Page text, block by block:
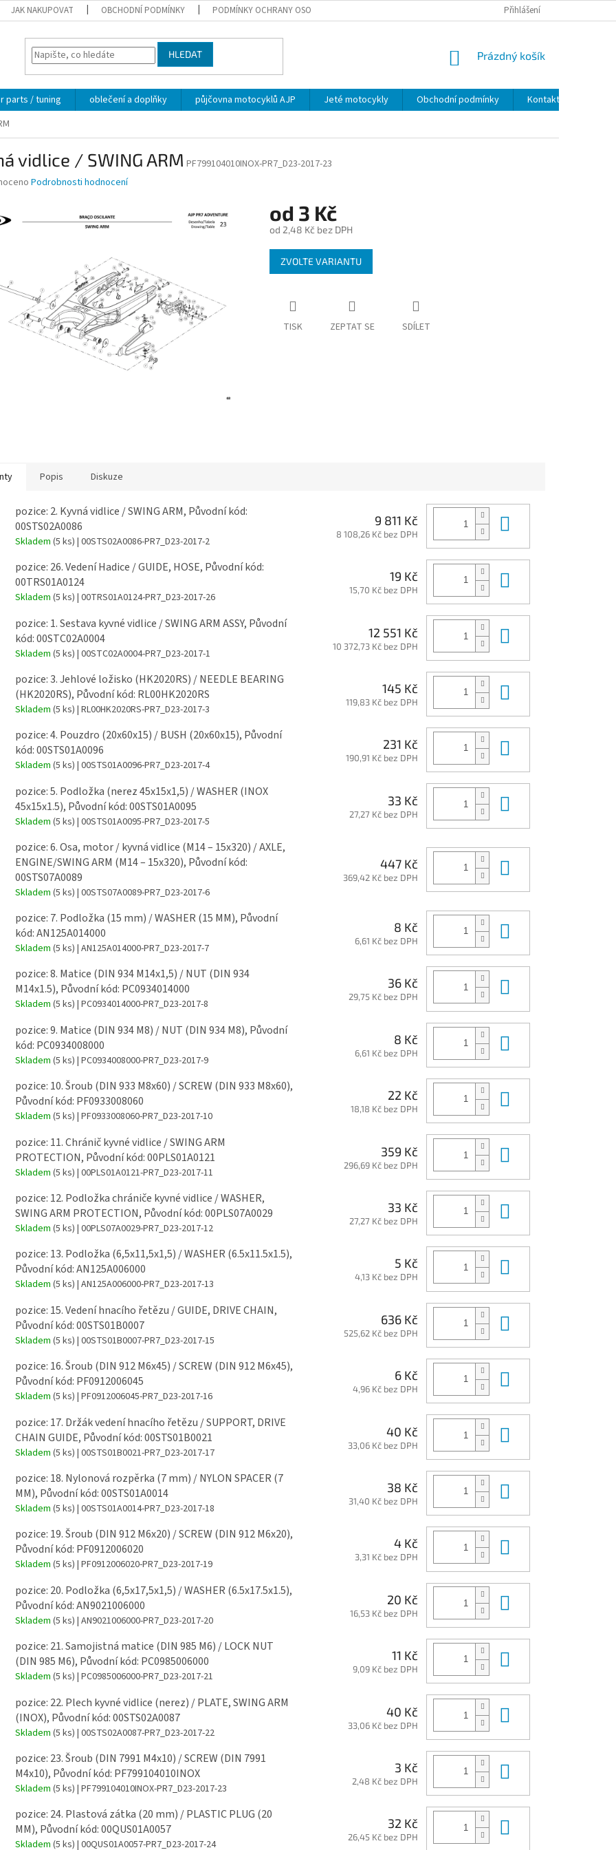
JAK NAKUPOVAT OBCHODNÍ PODMÍNKY PODMÍNKY OCHRANY OSOBNÍCH ÚDAJŮ Přihlášení
HLEDAT
NÁKUPNÍ
Prázdný košík
parts / tuning oblečení a doplňky půjčovna motocyklů AJP Jeté motocykly Obchodní podmínky
Kontakty
vidlice / SWING ARM PF799104010INOX-PR7_D23-2017-23
Podrobnosti hodnocení
od 3 Kč
od 2,48 Kčbez DPH
Měrná
cena:
ZVOLTE VARIANTU
TISK ZEPTAT SE SDÍLET
Popis Diskuze
pozice: 2. Kyvná vidlice / SWING ARM, Původní kód:
00STS02A0086
Skladem (5 ks) | 00STS02A0086-PR7_D23-2017-2
9 811 Kč
8 108,26 Kč bez DPH
pozice: 26. Vedení Hadice / GUIDE, HOSE, Původní kód:
00TRS01A0124
Skladem (5 ks) | 00TRS01A0124-PR7_D23-2017-26
19 Kč
15,70 Kč bez DPH
pozice: 1. Sestava kyvné vidlice / SWING ARM ASSY, Původní
kód: 00STC02A0004
Skladem (5 ks) | 00STC02A0004-PR7_D23-2017-1
12 551 Kč
10 372,73 Kč bez DPH
pozice: 3. Jehlové ložisko (HK2020RS) / NEEDLE BEARING
(HK2020RS), Původní kód: RL00HK2020RS
Skladem (5 ks) | RL00HK2020RS-PR7_D23-2017-3
145 Kč
119,83 Kč bez DPH
pozice: 4. Pouzdro (20x60x15) / BUSH (20x60x15), Původní
kód: 00STS01A0096
Skladem (5 ks) | 00STS01A0096-PR7_D23-2017-4
231 Kč
190,91 Kč bez DPH
pozice: 5. Podložka (nerez 45x15x1,5) / WASHER (INOX
45x15x1.5), Původní kód: 00STS01A0095
Skladem (5 ks) | 00STS01A0095-PR7_D23-2017-5
33 Kč
27,27 Kč bez DPH
pozice: 6. Osa, motor / kyvná vidlice (M14 – 15x320) / AXLE,
ENGINE/SWING ARM (M14 – 15x320), Původní kód:
00STS07A0089
Skladem (5 ks) | 00STS07A0089-PR7_D23-2017-6
447 Kč
369,42 Kč bez DPH
pozice: 7. Podložka (15 mm) / WASHER (15 MM), Původní
kód: AN125A014000
Skladem (5 ks) | AN125A014000-PR7_D23-2017-7
8 Kč
6,61 Kč bez DPH
pozice: 8. Matice (DIN 934 M14x1,5) / NUT (DIN 934
M14x1.5), Původní kód: PC0934014000
Skladem (5 ks) | PC0934014000-PR7_D23-2017-8
36 Kč
29,75 Kč bez DPH
pozice: 9. Matice (DIN 934 M8) / NUT (DIN 934 M8), Původní
kód: PC0934008000
Skladem (5 ks) | PC0934008000-PR7_D23-2017-9
8 Kč
6,61 Kč bez DPH
pozice: 10. Šroub (DIN 933 M8x60) / SCREW (DIN 933 M8x60),
Původní kód: PF0933008060
Skladem (5 ks) | PF0933008060-PR7_D23-2017-10
22 Kč
18,18 Kč bez DPH
pozice: 11. Chránič kyvné vidlice / SWING ARM
PROTECTION, Původní kód: 00PLS01A0121
Skladem (5 ks) | 00PLS01A0121-PR7_D23-2017-11
359 Kč
296,69 Kč bez DPH
pozice: 12. Podložka chrániče kyvné vidlice / WASHER,
SWING ARM PROTECTION, Původní kód: 00PLS07A0029
Skladem (5 ks) | 00PLS07A0029-PR7_D23-2017-12
33 Kč
27,27 Kč bez DPH
pozice: 13. Podložka (6,5x11,5x1,5) / WASHER (6.5x11.5x1.5),
Původní kód: AN125A006000
Skladem (5 ks) | AN125A006000-PR7_D23-2017-13
5 Kč
4,13 Kč bez DPH
pozice: 15. Vedení hnacího řetězu / GUIDE, DRIVE CHAIN,
Původní kód: 00STS01B0007
Skladem (5 ks) | 00STS01B0007-PR7_D23-2017-15
636 Kč
525,62 Kč bez DPH
pozice: 16. Šroub (DIN 912 M6x45) / SCREW (DIN 912 M6x45),
Původní kód: PF0912006045
Skladem (5 ks) | PF0912006045-PR7_D23-2017-16
6 Kč
4,96 Kč bez DPH
pozice: 17. Držák vedení hnacího řetězu / SUPPORT, DRIVE
CHAIN GUIDE, Původní kód: 00STS01B0021
Skladem (5 ks) | 00STS01B0021-PR7_D23-2017-17
40 Kč
33,06 Kč bez DPH
pozice: 18. Nylonová rozpěrka (7 mm) / NYLON SPACER (7
MM), Původní kód: 00STS01A0014
Skladem (5 ks) | 00STS01A0014-PR7_D23-2017-18
38 Kč
31,40 Kč bez DPH
pozice: 19. Šroub (DIN 912 M6x20) / SCREW (DIN 912 M6x20),
Původní kód: PF0912006020
Skladem (5 ks) | PF0912006020-PR7_D23-2017-19
4 Kč
3,31 Kč bez DPH
pozice: 20. Podložka (6,5x17,5x1,5) / WASHER (6.5x17.5x1.5),
Původní kód: AN9021006000
Skladem (5 ks) | AN9021006000-PR7_D23-2017-20
20 Kč
16,53 Kč bez DPH
pozice: 21. Samojistná matice (DIN 985 M6) / LOCK NUT
(DIN 985 M6), Původní kód: PC0985006000
Skladem (5 ks) | PC0985006000-PR7_D23-2017-21
11 Kč
9,09 Kč bez DPH
pozice: 22. Plech kyvné vidlice (nerez) / PLATE, SWING ARM
(INOX), Původní kód: 00STS02A0087
Skladem (5 ks) | 00STS02A0087-PR7_D23-2017-22
40 Kč
33,06 Kč bez DPH
pozice: 23. Šroub (DIN 7991 M4x10) / SCREW (DIN 7991
M4x10), Původní kód: PF799104010INOX
Skladem (5 ks) | PF799104010INOX-PR7_D23-2017-23
3 Kč
2,48 Kč bez DPH
pozice: 24. Plastová zátka (20 mm) / PLASTIC PLUG (20
MM), Původní kód: 00QUS01A0057
Skladem (5 ks) | 00QUS01A0057-PR7_D23-2017-24
32 Kč
26,45 Kč bez DPH